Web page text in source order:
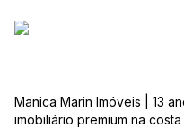
Manica Marin Imóveis | 13
imobiliário premium na